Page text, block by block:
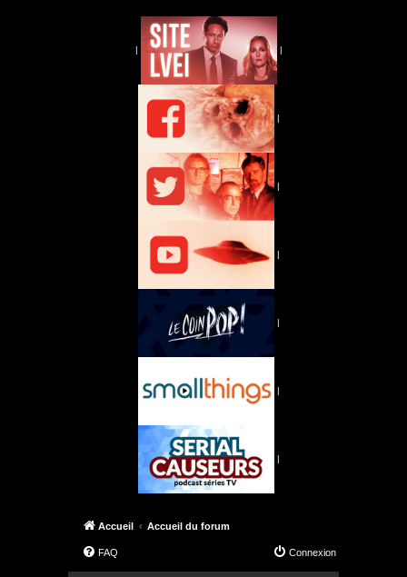
| |
|
|
|
|
|
|
Accueil Accueil du forum
FAQ Connexion